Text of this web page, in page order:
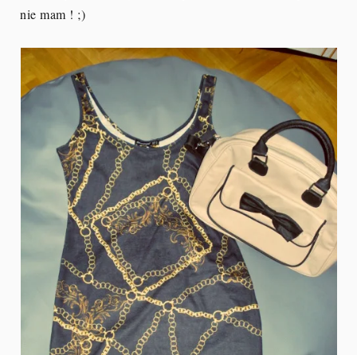
nie mam ! ;)